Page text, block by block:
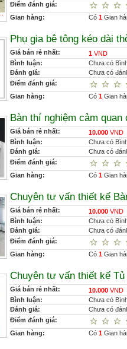
Điểm đánh giá:
Gian hàng:
Có 1Gian
Phụ gia bê tông kéo dài
Giá bán rẻ nhất: 1VND
Bình luận:
Chưa có
Đánh giá:
Chưa có
Điểm đánh giá:
Gian hàng:
Có 1Gian
Bàn thí nghiệm cảm
Giá bán rẻ nhất: 10.000VND
Bình luận:
Chưa có
Đánh giá:
Chưa có
Điểm đánh giá:
Gian hàng:
Có 1Gian
Chuyên tư vấn thiết kế
Giá bán rẻ nhất: 10.000VND
Bình luận:
Chưa có
Đánh giá:
Chưa có
Điểm đánh giá:
Gian hàng:
Có 1Gian
Chuyên tư vấn thiết kế
Giá bán rẻ nhất: 10.000VND
Bình luận:
Chưa có
Đánh giá:
Chưa có
Điểm đánh giá:
Gian hàng:
Có 1Gian